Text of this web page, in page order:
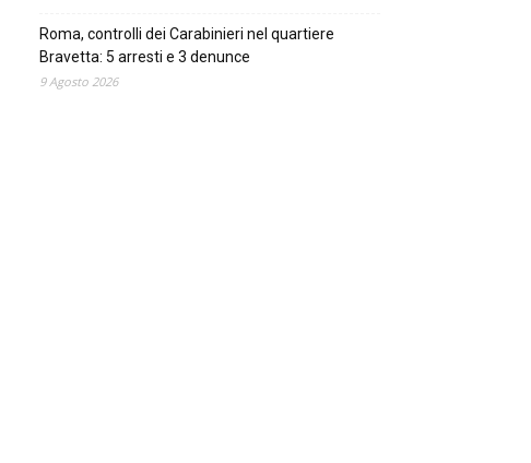
Roma, controlli dei Carabinieri nel quartiere
Bravetta: 5 arresti e 3 denunce
9 Agosto 2026